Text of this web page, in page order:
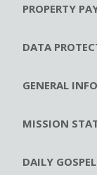
PROPERTY
DATA
GENERAL
MISSION
DAILY GOSPEL